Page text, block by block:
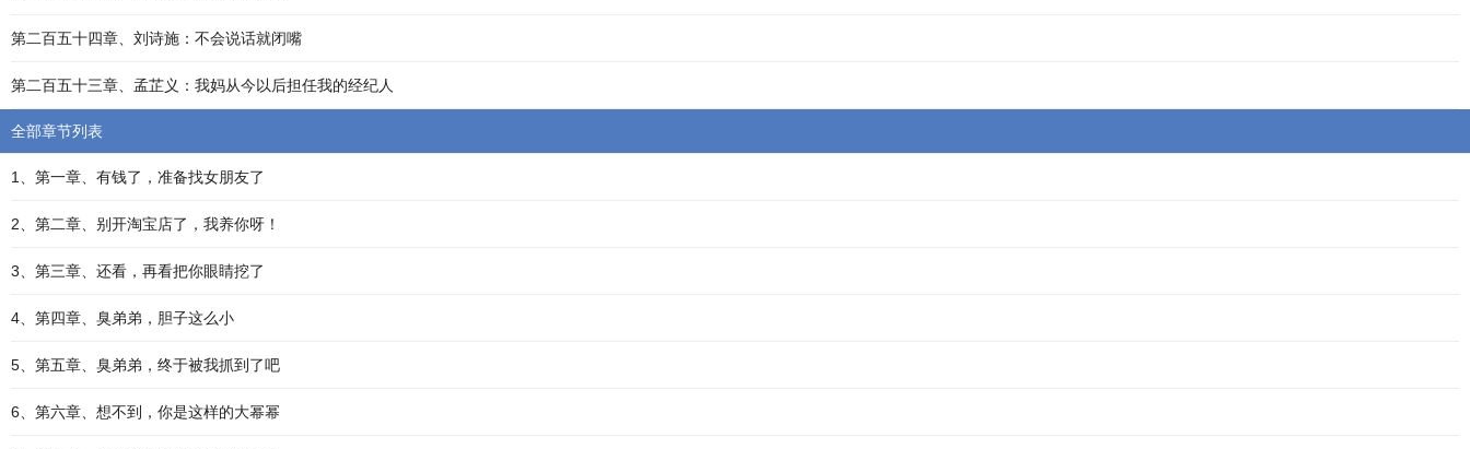
第二百五十四章、刘诗施：不会说话就闭嘴
第二百五十三章、孟芷义：我妈从今以后担任我的经纪人
全部章节列表
1、第一章、有钱了，准备找女朋友了
2、第二章、别开淘宝店了，我养你呀！
3、第三章、还看，再看把你眼睛挖了
4、第四章、臭弟弟，胆子这么小
5、第五章、臭弟弟，终于被我抓到了吧
6、第六章、想不到，你是这样的大幂幂